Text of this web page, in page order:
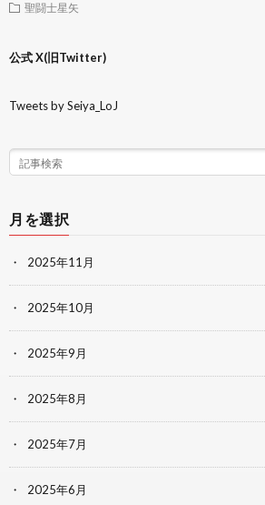
聖闘士星矢
公式 X(旧Twitter)
Tweets by Seiya_LoJ
月を選択
2025年11月
2025年10月
2025年9月
2025年8月
2025年7月
2025年6月